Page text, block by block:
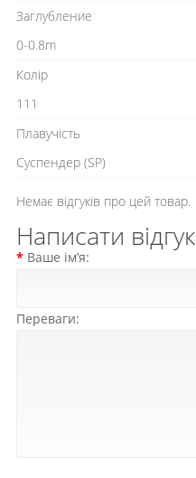
Заглубление
0-0.8m
Колір
111
Плавучість
Cуспендер (SP)
Немає відгуків про цей товар.
Написати відгук
Ваше ім’я:
Переваги: